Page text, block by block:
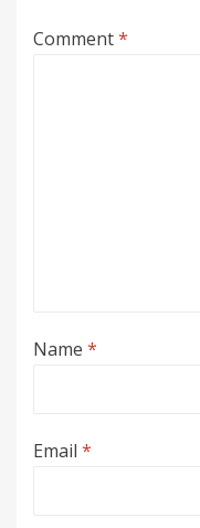
Comment*
Name *
Email *